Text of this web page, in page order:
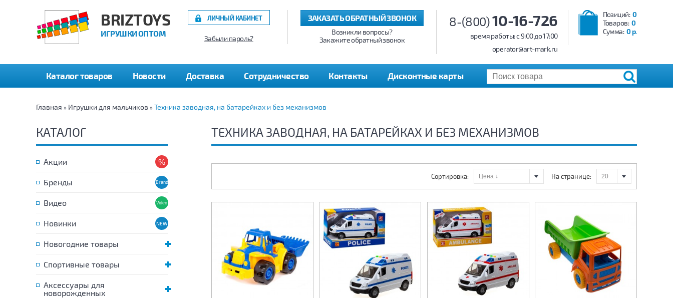
BRIZTOYS
ИГРУШКИ ОПТОМ
Позиций: 0
Товаров: 0
Сумма: 0 р.
8-(800)10-16-726
время работы: c 9:00 до 17:00
operator@art-mark.ru
ЗАКАЗАТЬ ОБРАТНЫЙ ЗВОНОК
Возникли вопросы?
Закажите обратный звонок
ЛИЧНЫЙ КАБИНЕТ
Забыли пароль?
Каталог товаров Новости Доставка Сотрудничество Контакты Дисконтные карты
Главная » Игрушки для мальчиков » Техника заводная, на батарейках и без механизмов
КАТАЛОГ
Акции
Бренды
Видео
Новинки
Новогодние товары
Спортивные товары
Аксессуары для
новорожденных
ТЕХНИКА ЗАВОДНАЯ, НА БАТАРЕЙКАХ И БЕЗ МЕХАНИЗМОВ
На странице:
Сортировка: